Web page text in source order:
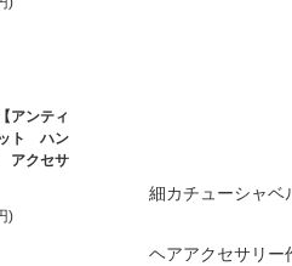
アンティ
ト ハン
アクセサ
)
細カチューシャ
ヘアアクセサリー